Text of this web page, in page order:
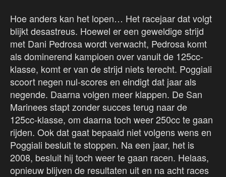
Hoe anders kan het lopen… Het racejaar dat volgt
blijkt desastreus. Hoewel er een geweldige strijd
met Dani Pedrosa wordt verwacht, Pedrosa komt
als dominerend kampioen over vanuit de 125cc-
klasse, komt er van de strijd niets terecht. Poggiali
scoort negen nul-scores en eindigt dat jaar als
negende. Daarna volgen meer klappen. De San
Marinees stapt zonder succes terug naar de
125cc-klasse, om daarna toch weer 250cc te gaan
rijden. Ook dat gaat bepaald niet volgens wens en
Poggiali besluit te stoppen. Na een jaar, het is
2008, besluit hij toch weer te gaan racen. Helaas,
opnieuw blijven de resultaten uit en na acht races